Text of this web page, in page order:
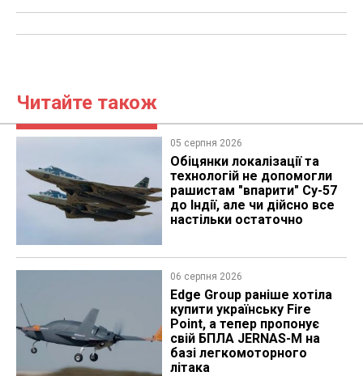
Читайте також
05 серпня 2026
Обіцянки локалізації та
технологій не допомогли
рашистам "впарити" Су-57
до Індії, але чи дійсно все
настільки остаточно
06 серпня 2026
Edge Group раніше хотіла
купити українську Fire
Point, а тепер пропонує
свій БПЛА JERNAS-M на
базі легкомоторного
літака